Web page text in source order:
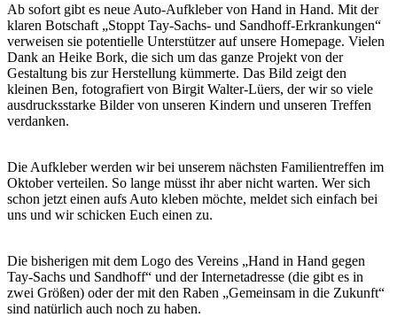
Ab sofort gibt es neue Auto-Aufkleber von Hand in Hand. Mit der
klaren Botschaft „Stoppt Tay-Sachs- und Sandhoff-Erkrankungen“
verweisen sie potentielle Unterstützer auf unsere Homepage. Vielen
Dank an Heike Bork, die sich um das ganze Projekt von der
Gestaltung bis zur Herstellung kümmerte. Das Bild zeigt den
kleinen Ben, fotografiert von Birgit Walter-Lüers, der wir so viele
ausdrucksstarke Bilder von unseren Kindern und unseren Treffen
verdanken.
Die Aufkleber werden wir bei unserem nächsten Familientreffen im
Oktober verteilen. So lange müsst ihr aber nicht warten. Wer sich
schon jetzt einen aufs Auto kleben möchte, meldet sich einfach bei
uns und wir schicken Euch einen zu.
Die bisherigen mit dem Logo des Vereins „Hand in Hand gegen
Tay-Sachs und Sandhoff“ und der Internetadresse (die gibt es in
zwei Größen) oder der mit den Raben „Gemeinsam in die Zukunft“
sind natürlich auch noch zu haben.